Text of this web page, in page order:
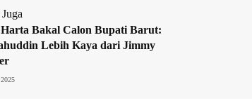
Bakal Calon Bupati Barut:
Lebih Kaya dari Jimmy